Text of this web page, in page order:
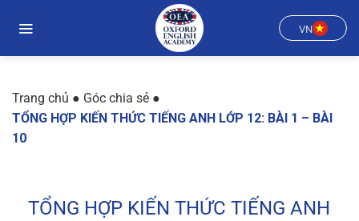
đến
VN
Trang chủ ● Góc chia sẻ ●
TỔNG HỢP KIẾN THỨC TIẾNG ANH LỚP 12: BÀI 1 – BÀI
10
TỔNG HỢP KIẾN THỨC TIẾNG ANH